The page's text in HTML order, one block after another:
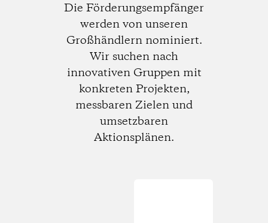
Die Förderungsempfänger
werden von unseren
Großhändlern nominiert.
Wir suchen nach
innovativen Gruppen mit
konkreten Projekten,
messbaren Zielen und
umsetzbaren
Aktionsplänen.